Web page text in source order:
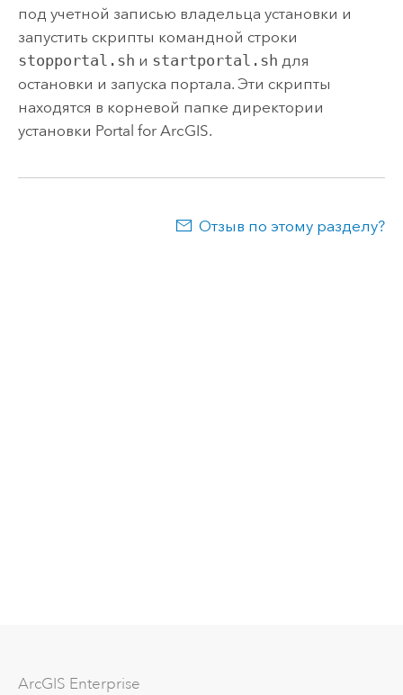
под учетной записью владельца установки и
запустить скрипты командной строки
stopportal.sh и startportal.sh для
остановки и запуска портала. Эти скрипты
находятся в корневой папке директории
установки Portal for ArcGIS.
Отзыв по этому разделу?
ArcGIS Enterprise